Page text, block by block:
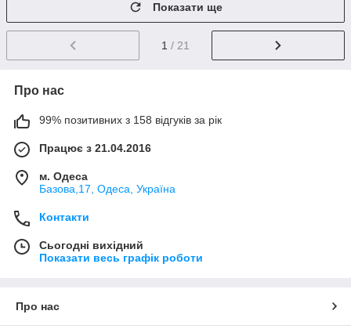
Показати ще
1 / 21
Про нас
99% позитивних з 158 відгуків за рік
Працює з 21.04.2016
м. Одеса
Базова,17, Одеса, Україна
Контакти
Сьогодні вихідний
Показати весь графік роботи
Про нас